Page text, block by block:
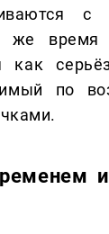
с
время
как
по